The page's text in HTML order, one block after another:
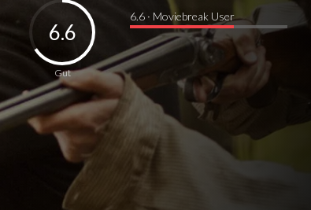
Gut
6.6
6.6 · Moviebreak User